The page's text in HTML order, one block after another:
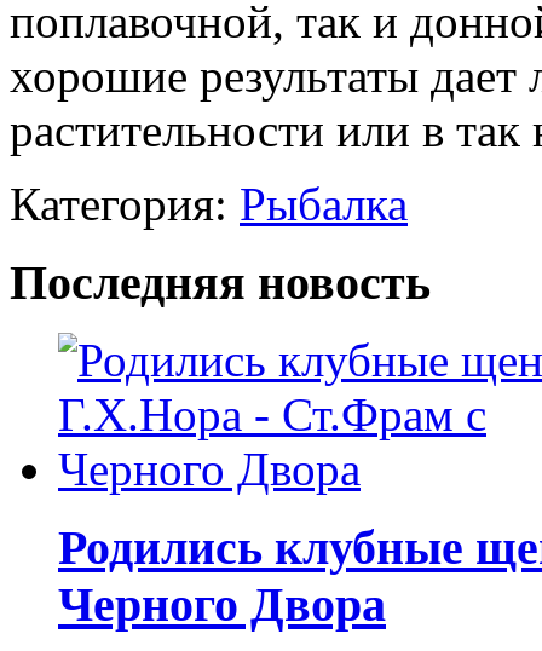
поплавочной, так и
хорошие результаты
растительности или в
Категория: Рыбалка
Последняя новость
Родились клубные
Черного Двора